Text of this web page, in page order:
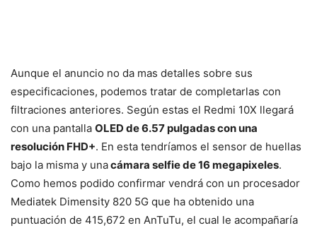
Aunque el anuncio no da mas detalles sobre sus
especificaciones, podemos tratar de completarlas con
filtraciones anteriores. Según estas el Redmi 10X llegará
con una pantalla OLED de 6.57 pulgadas con una
resolución FHD+. En esta tendríamos el sensor de huellas
bajo la misma y unacámara selfie de 16 megapixeles.
Como hemos podido confirmar vendrá con un procesador
Mediatek Dimensity 820 5G que ha obtenido una
puntuación de 415,672 en AnTuTu, el cual le acompañaría